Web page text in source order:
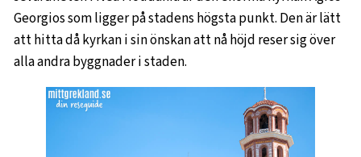
Georgios som ligger på stadens högsta punkt. Den är lätt
att hitta då kyrkan i sin önskan att nå höjd reser sig över
alla andra byggnader i staden.